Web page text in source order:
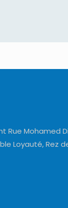
Rue Mohamed
Loyauté, Rez